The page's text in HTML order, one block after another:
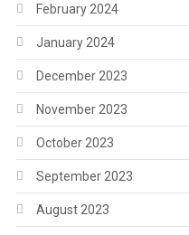
February 2024
January 2024
December 2023
November 2023
October 2023
September 2023
August 2023